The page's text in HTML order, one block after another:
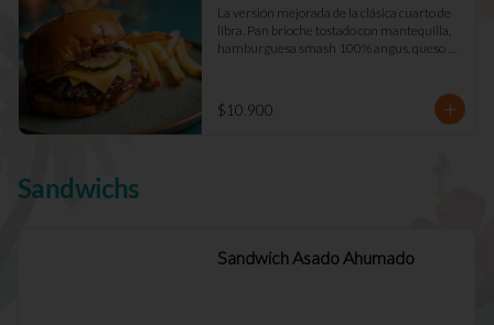
La versión mejorada de la clásica cuarto de
libra. Pan brioche tostado con mantequilla,
hamburguesa smash 100% angus, queso
$10.900
Sandwichs
Sandwich Asado Ahumado